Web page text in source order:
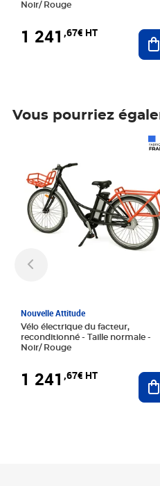
Noir/ Rouge
1 241 ,67€ HT
Vous pourriez
Nouvelle Attitude
Vélo électrique du facteur,
reconditionné - Taille normale -
Noir/ Rouge
1 241 ,67€ HT